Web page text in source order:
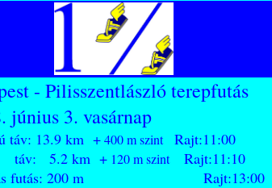
- Pilisszentlászló terepfutás
június 3. vasárnap
táv: 13.9 km +400 m szint Rajt:11:00
táv: 5.2 km + 120 m szint Rajt:11:10
futás: 200 m Rajt:13:00